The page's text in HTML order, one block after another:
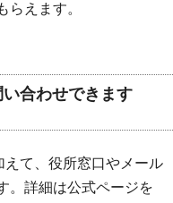
らえます。
合わせできます
て、役所窓口やメール
。詳細は公式ページを